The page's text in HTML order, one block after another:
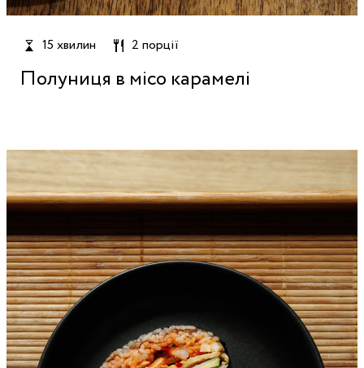
15 хвилин 2 порції
Полуниця в місо карамелі